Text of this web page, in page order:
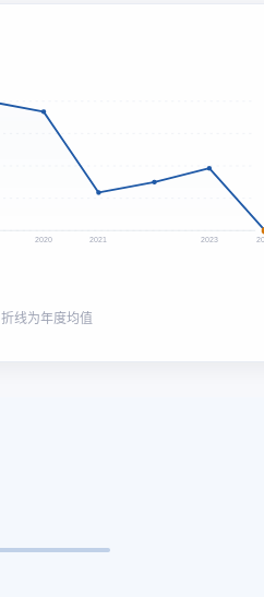
2020 2021 2023
折线为年度均值